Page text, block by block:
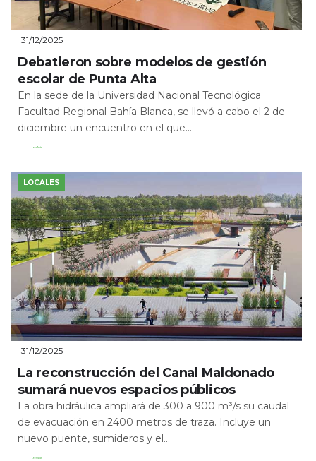
31/12/2025
Debatieron sobre modelos de gestión
escolar de Punta Alta
En la sede de la Universidad Nacional Tecnológica
Facultad Regional Bahía Blanca, se llevó a cabo el 2 de
diciembre un encuentro en el que...
Leer Más
LOCALES
31/12/2025
La reconstrucción del Canal Maldonado
sumará nuevos espacios públicos
La obra hidráulica ampliará de 300 a 900 m³/s su caudal
de evacuación en 2400 metros de traza. Incluye un
nuevo puente, sumideros y el...
Leer Más